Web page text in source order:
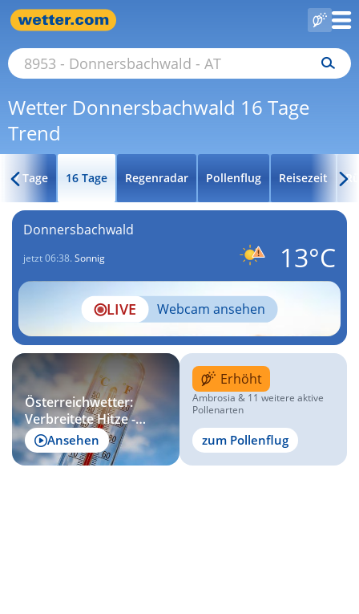
Wetter Donnersbachwald 16 Tage
Trend
7 Tage 16 Tage Regenradar Pollenflug Reisezeit
Donnersbachwald
13°C
jetzt 06:38. Sonnig
LIVE Webcam ansehen
Österreichwetter:
Verbreitete Hitze -
vereinzelte Gewitter
Ansehen
Erhöht
Ambrosia & 11 weitere aktive
Pollenarten
zum Pollenflug